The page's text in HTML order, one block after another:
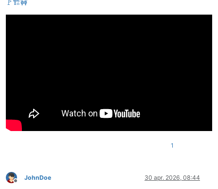
🚩🏗🚧
1
Deconectat
JohnDoe 30 apr. 2026, 08:44